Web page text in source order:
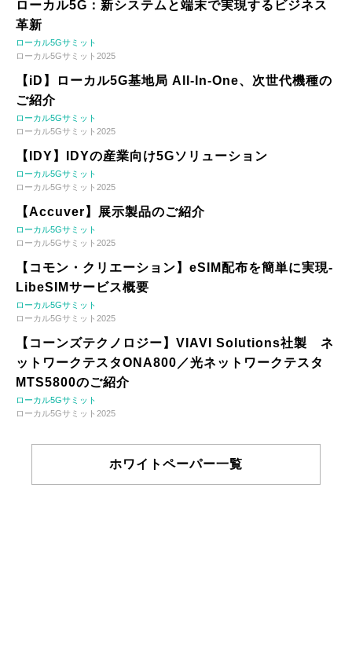
ローカル5G：新システムと端末で実現するビジネス
革新
ローカル5Gサミット
ローカル5Gサミット2025
【iD】ローカル5G基地局 All-In-One、次世代機種の
ご紹介
ローカル5Gサミット
ローカル5Gサミット2025
【IDY】IDYの産業向け5Gソリューション
ローカル5Gサミット
ローカル5Gサミット2025
【Accuver】展示製品のご紹介
ローカル5Gサミット
ローカル5Gサミット2025
【コモン・クリエーション】eSIM配布を簡単に実現-
LibeSIMサービス概要
ローカル5Gサミット
ローカル5Gサミット2025
【コーンズテクノロジー】VIAVI Solutions社製 ネ
ットワークテスタONA800／光ネットワークテスタ
MTS5800のご紹介
ローカル5Gサミット
ローカル5Gサミット2025
ホワイトペーパー一覧